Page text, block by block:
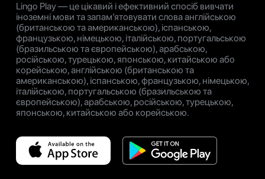
Lingo Play — це цікавий і ефективний спосіб вивчати
іноземні мови та запам’ятовувати слова англійською
(британською та американською), іспанською,
французькою, німецькою, італійською, португальською
(бразильською та європейською), арабською,
російською, турецькою, японською, китайською або
корейською, англійською (британською та
американською), іспанською, французькою, німецькою,
італійською, португальською (бразильською та
європейською), арабською, російською, турецькою,
японською, китайською або корейською.